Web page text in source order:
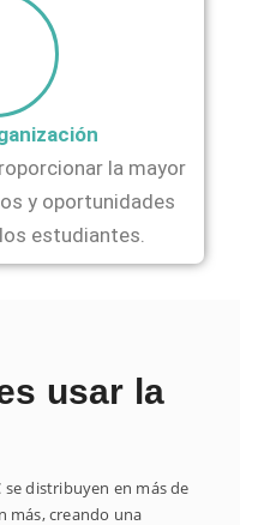
la mayor
y oportunidades
estudiantes.
usar la
se distribuyen en más de
más, creando una